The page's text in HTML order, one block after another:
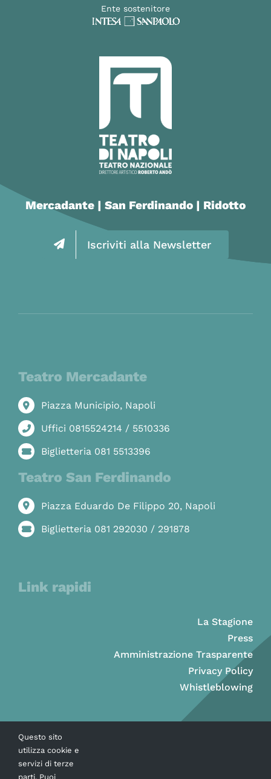
Ente sostenitore
Mercadante | San Ferdinando | Ridotto
Iscriviti alla Newsletter
Teatro Mercadante
Piazza Municipio, Napoli
Uffici 0815524214 / 5510336
Biglietteria 081 5513396
Teatro San Ferdinando
Piazza Eduardo De Filippo 20, Napoli
Biglietteria 081 292030 / 291878
Link rapidi
La Stagione
Press
Amministrazione Trasparente
Privacy Policy
Whistleblowing
Questo sito
utilizza cookie e
servizi di terze
parti. Puoi